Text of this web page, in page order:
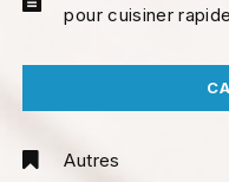
pour cuisiner
Autres